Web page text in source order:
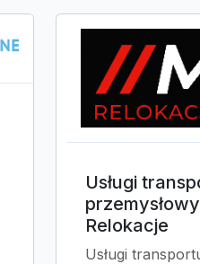
Usługi
Relokacje
Usługi